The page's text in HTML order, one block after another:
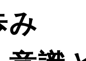
み